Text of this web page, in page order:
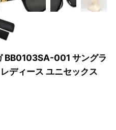
BB0103SA-001 サングラ
ディース ユニセックス